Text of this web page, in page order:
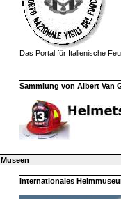
Das Portal für Italienische
Sammlung von Albert Van
Museen
Internationales